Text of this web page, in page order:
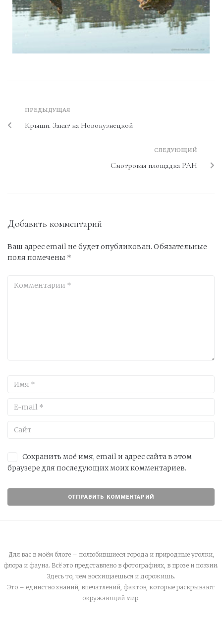
ПРЕДЫДУЩАЯ
Крыши. Закат на Новокузнецкой
СЛЕДУЮЩИЙ
Смотровая площадка РАН
Добавить комментарий
Ваш адрес email не будет опубликован. Обязательные
поля помечены *
Сохранить моё имя, email и адрес сайта в этом
браузере для последующих моих комментариев.
Для вас в моём блоге – полюбившиеся города и природные уголки,
флора и фауна. Всё это представлено в фотографиях, в прозе и поэзии.
Здесь то, чем восхищаешься и дорожишь.
Это – единство знаний, впечатлений, фактов, которые раскрывают
окружающий мир.